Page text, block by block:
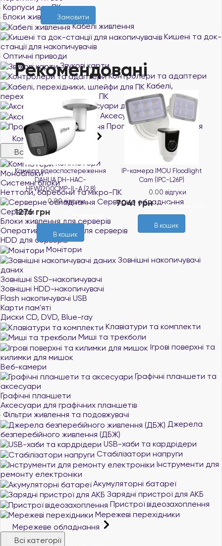
Корпуси для ПК
Блоки живлення
Кабелі живлення
Кишені та док-
станції для накопичувачів
Оптичні приводи
Звукові карти
Контролери та адаптери
Кабелі,
перехідники, шлейфи для ПК
Аксесуари для ПК
Аксесуари для майнінгу
Програмне забезпечення
Комп'ютерна техніка
Всі категорії
Комп'ютери
Моноблоки
Системні блоки
Неттопи, баребони та мікро-ПК
Серверне обладнання
Сервери
Блоки живлення для серверів
Оперативна пам`ять для серверів
HDD для серверів
Монітори
Зовнішні накопичувачі
даних
Зовнішні SSD-накопичувачі
Зовнішні HDD-накопичувачі
Flash накопичувачі USB
Карти пам'яті
Диски CD, DVD, Blue-ray
Клавіатури та комплекти
Миші та трекболи
Ігрові поверхні та
килимки для мишок
Веб-камери
Графічні планшети та
аксесуари
Графічні планшети
Аксесуари для графічних планшетів
Фільтри живлення та подовжувачі
Джерела
безперебійного живлення (ДБЖ)
USB-хаби та кардрідери
Стабілізатори напруги
Інструменти для
ремонту електроніки
Акумуляторні батареї
Зарядні пристрої для АКБ
Пристрої відеозахоплення
Мережеві перехідники
Мережеве обладнання
Всі категорії
Замовити
Рекомендовані
Камера відеоспостереження
DAHUA DH-HAC-
HFW1200CMP-IL-A (2.8)
0.00 відгуки
1276 грн
В кошик
IP-камера IMOU Floodlight
Cam (IPC-L26P)
0.00 відгуки
В наявності
7041 грн
В кошик